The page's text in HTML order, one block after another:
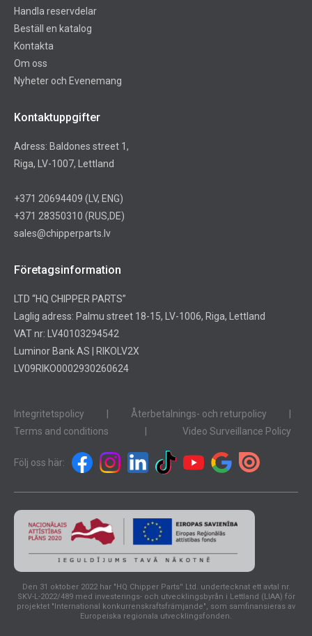
Handla reservdelar
Beställ en katalog
Kontakta
Om oss
Nyheter och Evenemang
Kontaktuppgifter
Adress: Baldones street 1,
Riga, LV-1007, Lettland
+371 20694409 (LV, ENG)
+371 28350310 (RUS,DE)
sales@chipperparts.lv
Företagsinformation
LTD “HQ CHIPPER PARTS”
Laglig adress: Palmu street 18-15, LV-1006, Riga, Lettland
VAT nr: LV40103294542
Luminor Bank AS | RIKOLV2X
LV09RIKO0002930260624
Integritetspolicy | Återbetalnings- och returpolicy
|
Terms and conditions
| Video Surveillance Policy
Följ oss här:
Den 31 oktober 2022 har "HQ Chipper Parts'' Ltd. undertecknat ett avtal nr.
SKV-L-2022/489 med investerings- och utvecklingsbyrån i Lettland (LIAA) för
projektet "International konkurrenskraftsfrämjande", som samfinansieras av
Europeiska regionala utvecklingsfonden.